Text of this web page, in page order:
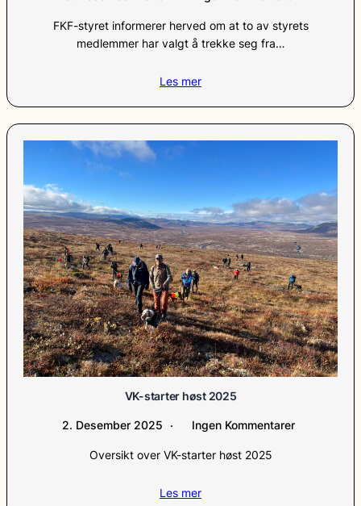
FKF-styret informerer herved om at to av styrets
medlemmer har valgt å trekke seg fra…
Les mer
VK-starter høst 2025
2. Desember 2025 Ingen Kommentarer
Oversikt over VK-starter høst 2025
Les mer